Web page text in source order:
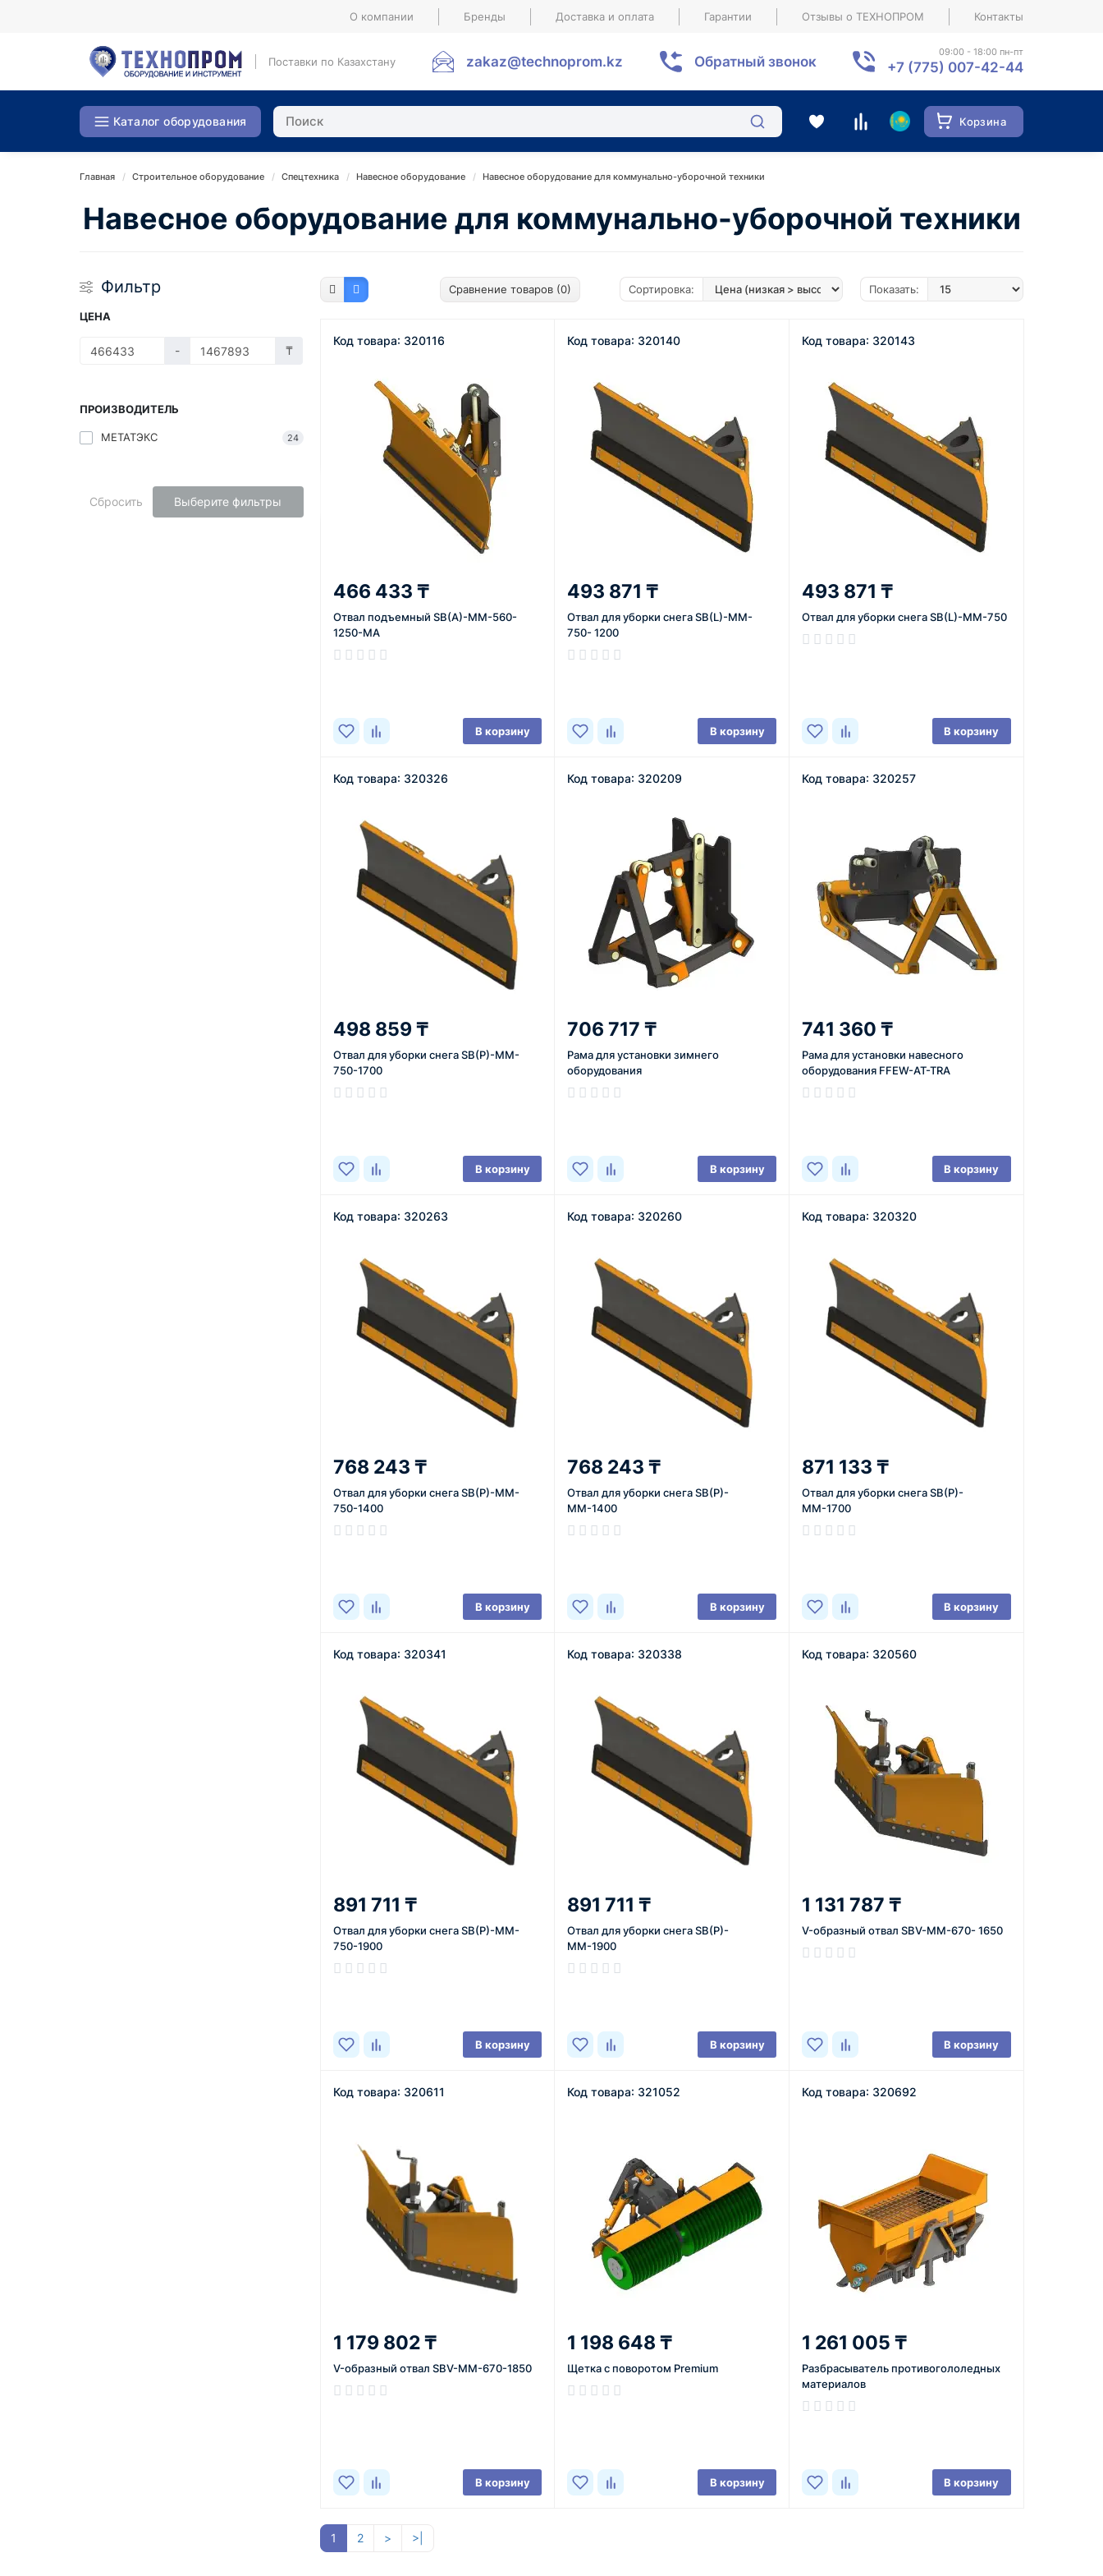
О компании Бренды Доставка и оплата Гарантии Отзывы о ТЕХНОПРОМ Контакты
Поставки по Казахстану zakaz@technoprom.kz Обратный звонок
09:00 - 18:00 пн-пт
+7 (775) 007-42-44
Каталог оборудования Корзина
Главная Строительное оборудование Спецтехника Навесное оборудование Навесное оборудование для коммунально-уборочной техники
Навесное оборудование для коммунально-уборочной техники
Фильтр
ЦЕНА
- ₸
ПРОИЗВОДИТЕЛЬ
МЕТАТЭКС 24
Сбросить Выберите фильтры
Сравнение товаров (0) Сортировка: Показать:
Код товара: 320116
466 433 ₸
Отвал подъемный SB(A)-MM-560-
1250-MA
В корзину
Код товара: 320140
493 871 ₸
Отвал для уборки снега SB(L)-MM-
750- 1200
В корзину
Код товара: 320143
493 871 ₸
Отвал для уборки снега SB(L)-ММ-750
В корзину
Код товара: 320326
498 859 ₸
Отвал для уборки снега SB(P)-MM-
750-1700
В корзину
Код товара: 320209
706 717 ₸
Рама для установки зимнего
оборудования
В корзину
Код товара: 320257
741 360 ₸
Рама для установки навесного
оборудования FFEW-AT-TRA
В корзину
Код товара: 320263
768 243 ₸
Отвал для уборки снега SB(P)-MM-
750-1400
В корзину
Код товара: 320260
768 243 ₸
Отвал для уборки снега SB(P)-
ММ-1400
В корзину
Код товара: 320320
871 133 ₸
Отвал для уборки снега SB(P)-
ММ-1700
В корзину
Код товара: 320341
891 711 ₸
Отвал для уборки снега SB(P)-MM-
750-1900
В корзину
Код товара: 320338
891 711 ₸
Отвал для уборки снега SB(P)-
ММ-1900
В корзину
Код товара: 320560
1 131 787 ₸
V-образный отвал SBV-MM-670- 1650
В корзину
Код товара: 320611
1 179 802 ₸
V-образный отвал SBV-MM-670-1850
В корзину
Код товара: 321052
1 198 648 ₸
Щетка с поворотом Premium
В корзину
Код товара: 320692
1 261 005 ₸
Разбрасыватель противогололедных
материалов
В корзину
1 2 > >|